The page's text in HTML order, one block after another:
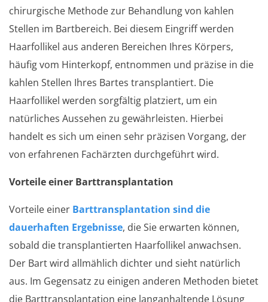
chirurgische Methode zur Behandlung von kahlen
Stellen im Bartbereich. Bei diesem Eingriff werden
Haarfollikel aus anderen Bereichen Ihres Körpers,
häufig vom Hinterkopf, entnommen und präzise in die
kahlen Stellen Ihres Bartes transplantiert. Die
Haarfollikel werden sorgfältig platziert, um ein
natürliches Aussehen zu gewährleisten. Hierbei
handelt es sich um einen sehr präzisen Vorgang, der
von erfahrenen Fachärzten durchgeführt wird.
Vorteile einer Barttransplantation
Vorteile einer Barttransplantation sind die
dauerhaften Ergebnisse, die Sie erwarten können,
sobald die transplantierten Haarfollikel anwachsen.
Der Bart wird allmählich dichter und sieht natürlich
aus. Im Gegensatz zu einigen anderen Methoden bietet
die Barttransplantation eine langanhaltende Lösung